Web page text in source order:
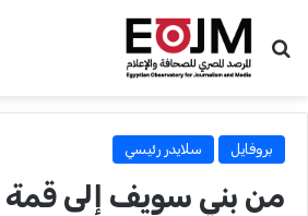
بحث عن
بروفايل سلايدر رئيسي
من بني سويف إلى قمة